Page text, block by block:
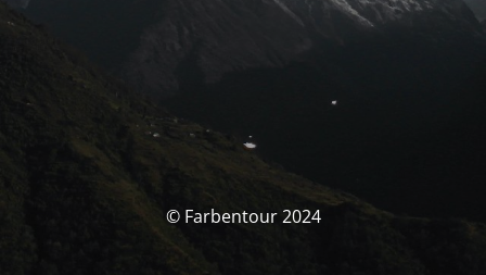
© Farbentour 2024